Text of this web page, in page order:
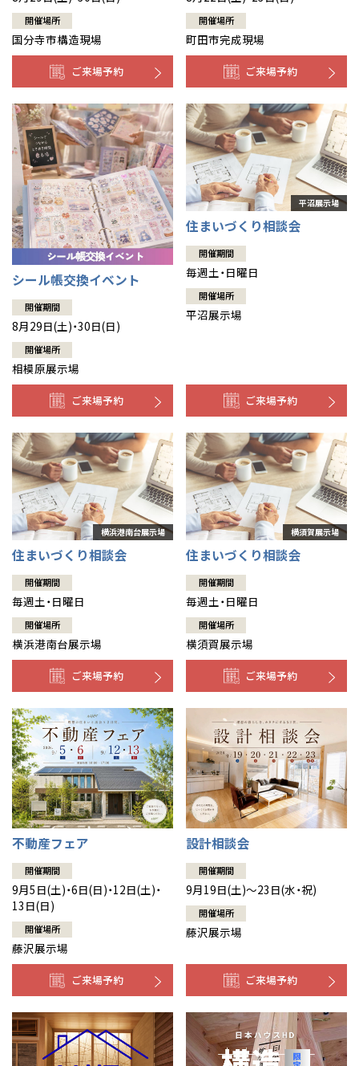
開催場所
国分寺市構造現場
ご来場予約
開催場所
町田市完成現場
ご来場予約
シール帳交換イベント
開催期間
8月29日(土)・30日(日)
開催場所
相模原展示場
ご来場予約
住まいづくり相談会
開催期間
毎週土・日曜日
開催場所
平沼展示場
ご来場予約
住まいづくり相談会
開催期間
毎週土・日曜日
開催場所
横浜港南台展示場
ご来場予約
住まいづくり相談会
開催期間
毎週土・日曜日
開催場所
横須賀展示場
ご来場予約
不動産フェア
開催期間
9月5日(土)・6日(日)・12日(土)・
13日(日)
開催場所
藤沢展示場
ご来場予約
設計相談会
開催期間
9月19日(土)～23日(水・祝)
開催場所
藤沢展示場
ご来場予約